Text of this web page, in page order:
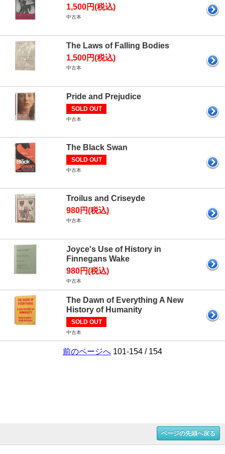
1,500円(税込)
中古本
The Laws of Falling Bodies
1,500円(税込)
中古本
Pride and Prejudice
SOLD OUT
中古本
The Black Swan
SOLD OUT
中古本
Troilus and Criseyde
980円(税込)
中古本
Joyce's Use of History in
Finnegans Wake
980円(税込)
中古本
The Dawn of Everything A New
History of Humanity
SOLD OUT
中古本
前のページへ 101-154 / 154
ページの先頭へ戻る